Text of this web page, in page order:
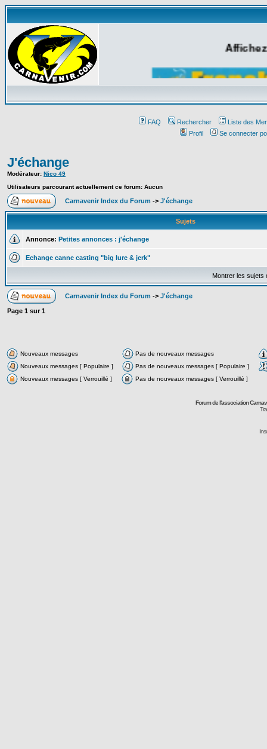
FAQ Rechercher
Liste des
Profil
Se connecter
J'échange
Modérateur: Nico 49
Utilisateurs parcourant actuellement ce forum: Aucun
Carnavenir Index du Forum -> J'échange
Sujets
Annonce: Petites annonces : j'échange
Echange canne casting "big lure & jerk"
Montrer les sujets
Carnavenir Index du Forum -> J'échange
Page 1 sur1
Nouveaux messages
Pas de nouveaux messages
Nouveaux messages [ Populaire ]
Pas de nouveaux messages [ Populaire ]
Nouveaux messages [ Verrouillé ]
Pas de nouveaux messages [ Verrouillé ]
Forum de l'association